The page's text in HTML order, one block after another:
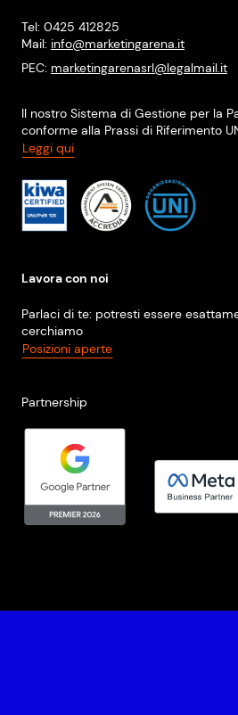
Tel: 0425 412825
Mail: info@marketingarena.it
PEC: marketingarenasrl@legalmail.it
Il nostro Sistema di Gestione per la
conforme alla Prassi di Riferimento
Leggi qui
Lavora con noi
Parlaci di te: potresti essere
cerchiamo
Posizioni aperte
Partnership